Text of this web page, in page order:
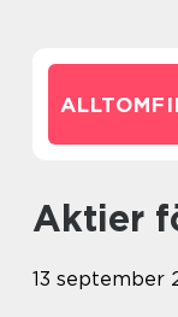
aktier
13 september